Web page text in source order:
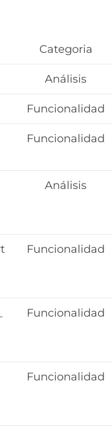
Categoria
Análisis
Funcionalidad
Funcionalidad
Análisis
Funcionalidad
Funcionalidad
Funcionalidad